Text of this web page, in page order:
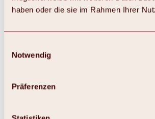
haben oder die sie im Rahmen Ihrer
Notwendig
Präferenzen